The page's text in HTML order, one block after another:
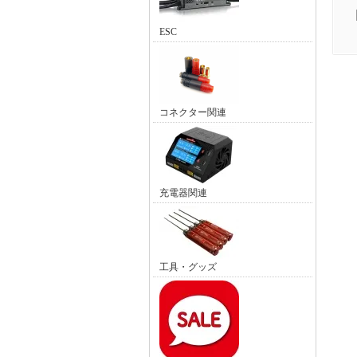
ESC
コネクター関連
充電器関連
工具・グッズ